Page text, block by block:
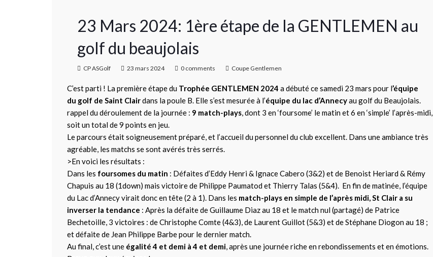
23 Mars 2024: 1ère étape de la GENTLEMEN au
golf du beaujolais
CP ASGolf 23 mars 2024 0 comments Coupe Gentlemen
C’est parti ! La première étape du Trophée GENTLEMEN 2024 a débuté ce samedi 23 mars pour l’équipe
du golf de Saint Clairdans la poule B. Elle s’est mesurée à l’équipe du lac d’Annecyau golf du Beaujolais.
rappel du déroulement de la journée : 9 match-plays, dont 3 en ‘foursome’ le matin et 6 en ‘simple’ l’après-midi,
soit un total de 9 points en jeu.
Le parcours était soigneusement préparé, et l’accueil du personnel du club excellent. Dans une ambiance très
agréable, les matchs se sont avérés très serrés.
>En voici les résultats :
Dans les foursomes du matin : Défaites d’Eddy Henri & Ignace Cabero (3&2) et de Benoist Heriard & Rémy
Chapuis au 18 (1down) mais victoire de Philippe Paumatod et Thierry Talas (5&4). En fin de matinée, l’équipe
du Lac d’Annecy virait donc en tête (2 à 1). Dans les match-plays en simple de l’après midi, St Clair a su
inverser la tendance : Après la défaite de Guillaume Diaz au 18 et le match nul (partagé) de Patrice
Bechetoille, 3 victoires : de Christophe Comte (4&3), de Laurent Guillot (5&3) et de Stéphane Diogon au 18 ;
et défaite de Jean Philippe Barbe pour le dernier match.
Au final, c’est une égalité 4 et demi à 4 et demi, après une journée riche en rebondissements et en émotions.